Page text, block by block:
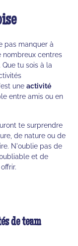
pas manquer à
nombreux centres
tu sois à la
uneactivité
entre amis ou en
te surprendre
de nature ou de
N'oublie pas de
et de
de team